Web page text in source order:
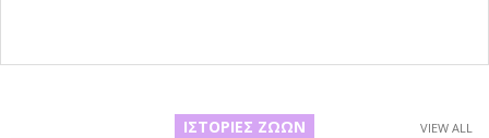
ΙΣΤΟΡΊΕΣ ΖΏΩΝ VIEW ALL